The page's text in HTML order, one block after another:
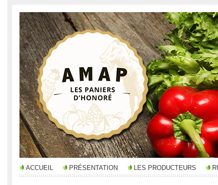
ACCUEIL PRÉSENTATION LES PRODUCTEURS